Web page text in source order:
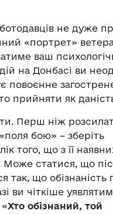
не дуже
«портрет»
ваш
на Донбасі ви
повоєнне
прийняти як
Перш ніж
«поля бою» – зберіть
того, що з її
статися, що
так, що обізнаність
ви чіткіше
Хто обізнаний, той